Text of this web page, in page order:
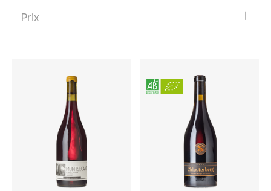
Prix